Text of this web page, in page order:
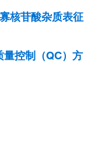
核苷酸杂质表征
控制（QC）方